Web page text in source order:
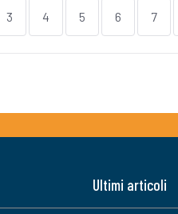
3 4 5 6 7
Ultimi articoli